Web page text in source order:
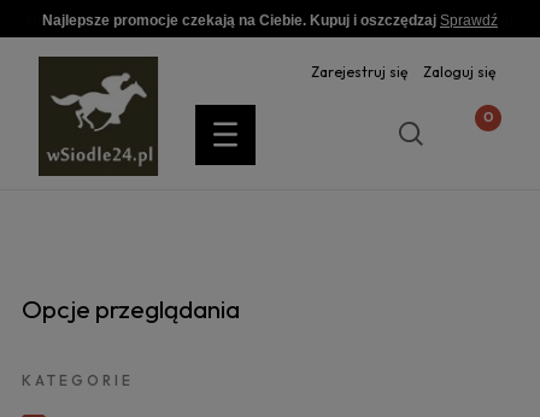
Najlepsze promocje czekają na Ciebie. Kupuj i oszczędzaj Sprawdź
Zarejestruj się Zaloguj się
Opcje przeglądania
KATEGORIE